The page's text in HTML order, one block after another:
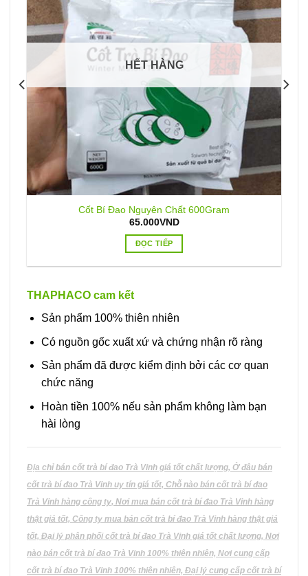
HẾT HÀNG
Cốt Bí Đao Nguyên Chất 600Gram
65.000VND
ĐỌC TIẾP
THAPHACO cam kết
Sản phẩm 100% thiên nhiên
Có nguồn gốc xuất xứ và chứng nhận rõ ràng
Sản phẩm đã được kiểm định bởi các cơ quan
chức năng
Hoàn tiền 100% nếu sản phẩm không làm bạn
hài lòng
Địa chỉ bán cốt trà bí đao Trà Vinh giá tốt chất lượng, Ở đâu bán
cốt trà bí đao Trà Vinh uy tín giá tốt, Chỗ nào bán cốt trà bí đao
Trà Vinh hàng công ty, Nơi mua bán cốt trà bí đao Trà Vinh hàng
thật giá tốt, Công ty mua bán cốt trà bí đao Trà Vinh hàng thật giá
tốt, Đại lý phân phối cốt trà bí đao Trà Vinh giá tốt chất lượng, Nơi
nào bán cốt trà bí đao Trà Vinh 100% thiên nhiên, Nơi cung cấp
cốt trà bí đao Trà Vinh 100% thiên nhiên, Đại lý cung cấp cốt trà bí